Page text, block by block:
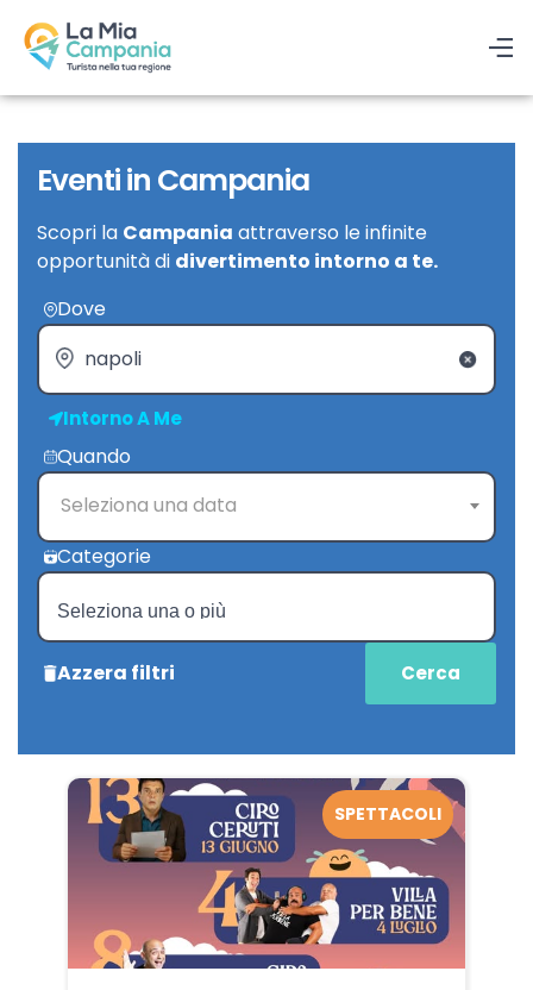
Eventi in Campania
Scopri la Campania attraverso le infinite
opportunità di divertimento intorno a te.
Dove
Intorno A Me
Quando
Seleziona una data
Categorie
Azzera filtri
SPETTACOLI